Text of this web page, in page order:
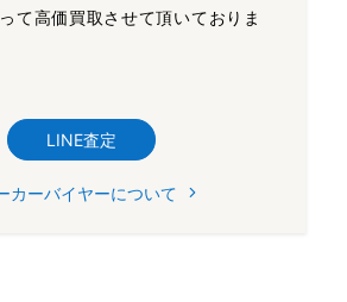
て高価買取させて頂いておりま
LINE査定
カーバイヤーについて